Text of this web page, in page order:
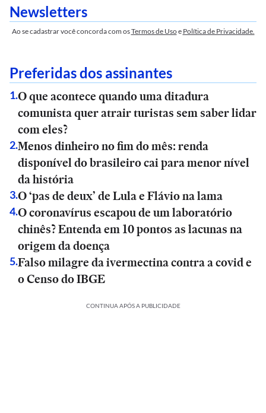
Newsletters
Ao se cadastrar você concorda com osTermos de Usoe Política de Privacidade.
Preferidas dos assinantes
1.O que acontece quando uma ditadura
comunista quer atrair turistas sem saber lidar
com eles?
2.Menos dinheiro no fim do mês: renda
disponível do brasileiro cai para menor nível
da história
3.O ‘pas de deux’ de Lula e Flávio na lama
4.O coronavírus escapou de um laboratório
chinês? Entenda em 10 pontos as lacunas na
origem da doença
5.Falso milagre da ivermectina contra a covid e
o Censo do IBGE
CONTINUA APÓS A PUBLICIDADE